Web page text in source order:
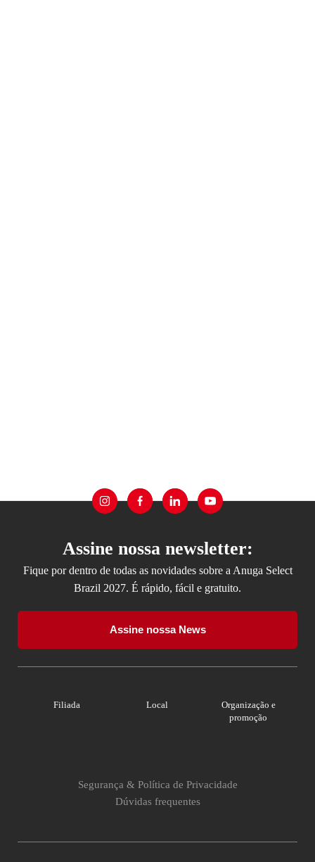
Assine nossa newsletter:
Fique por dentro de todas as novidades sobre a Anuga Select
Brazil 2027. É rápido, fácil e gratuito.
Assine nossa News
Segurança & Política de Privacidade
Dúvidas frequentes
Filiada Local
Organização e
promoção